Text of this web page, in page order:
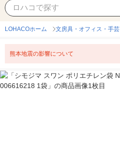
LOHACOホーム 文房具・オフィス・手芸
熊本地震の影響について